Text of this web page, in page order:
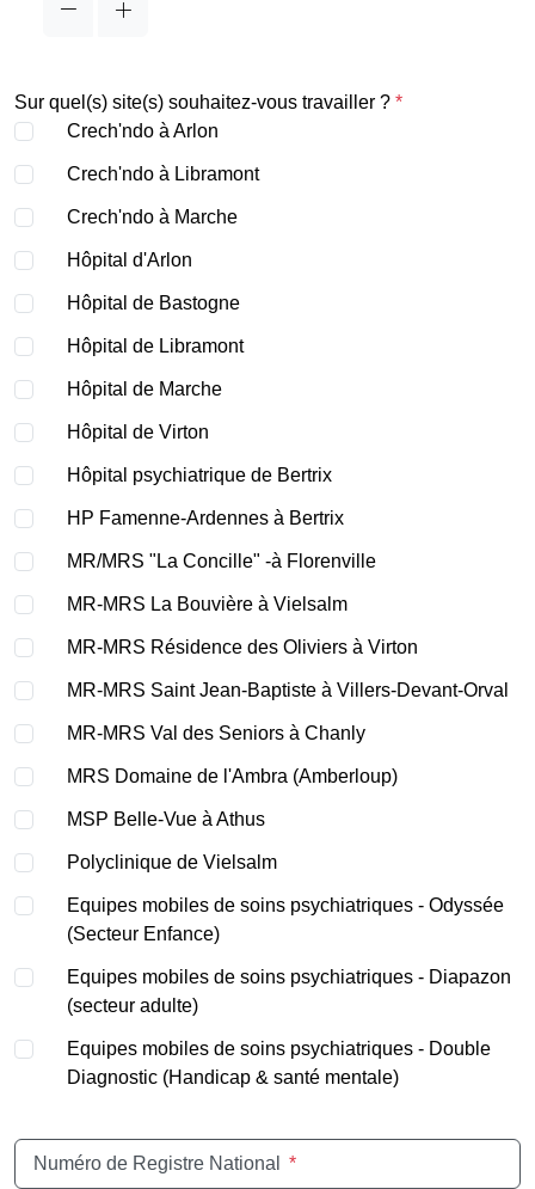
Sur quel(s) site(s) souhaitez-vous travailler ? *
Crech'ndo à Arlon
Crech'ndo à Libramont
Crech'ndo à Marche
Hôpital d'Arlon
Hôpital de Bastogne
Hôpital de Libramont
Hôpital de Marche
Hôpital de Virton
Hôpital psychiatrique de Bertrix
HP Famenne-Ardennes à Bertrix
MR/MRS "La Concille" -à Florenville
MR-MRS La Bouvière à Vielsalm
MR-MRS Résidence des Oliviers à Virton
MR-MRS Saint Jean-Baptiste à Villers-Devant-Orval
MR-MRS Val des Seniors à Chanly
MRS Domaine de l'Ambra (Amberloup)
MSP Belle-Vue à Athus
Polyclinique de Vielsalm
Equipes mobiles de soins psychiatriques - Odyssée
(Secteur Enfance)
Equipes mobiles de soins psychiatriques - Diapazon
(secteur adulte)
Equipes mobiles de soins psychiatriques - Double
Diagnostic (Handicap & santé mentale)
Numéro de Registre National *